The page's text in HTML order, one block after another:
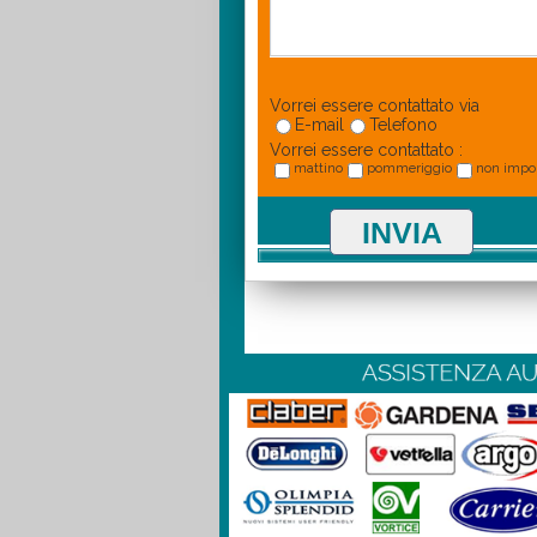
Vorrei essere contattato via
E-mail
Telefono
Vorrei essere contattato :
mattino pommeriggio non